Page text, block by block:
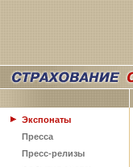
Экспонаты
Пресса
Пресс-релизы